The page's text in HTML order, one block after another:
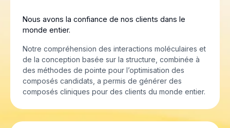
Nous avons la confiance de nos clients dans le
monde entier.
Notre compréhension des interactions moléculaires et
de la conception basée sur la structure, combinée à
des méthodes de pointe pour l’optimisation des
composés candidats, a permis de générer des
composés cliniques pour des clients du monde entier.